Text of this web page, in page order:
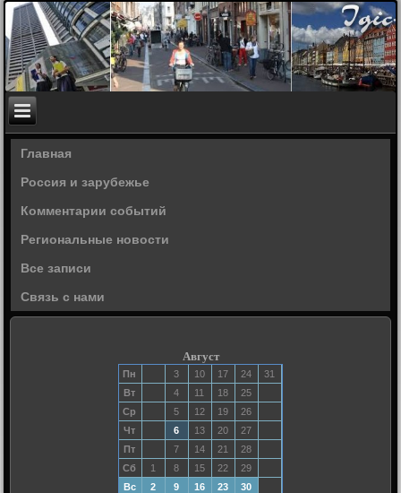
Главная
Россия и зарубежье
Комментарии событий
Региональные новости
Все записи
Связь с нами
Август
Пн 3 10 17 24
31
Вт
4 11 18
25
Ср
5 12 19
26
Чт
6 13 20
27
Пт
7 14 21
28
Сб
1 8 15 22
29
Вс
2 9 16 23 30